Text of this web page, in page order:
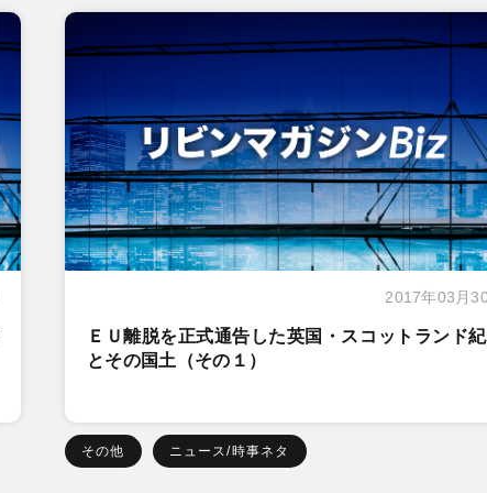
2017年03月
ＥＵ離脱を正式通告した英国・スコットランド
とその国土（その１）
その他 ニュース/時事ネタ